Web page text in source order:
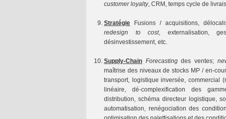
customer loyalty, CRM, temps cycle de
Stratégie Fusions / acquisitions,
redesign to cost, externalisation,
désinvestissement, etc.
Supply-Chain Forecastingdes ventes;
maîtrise des niveaux de stocks MP / en-
transport, logistique inversée, commercial
linéaire, dé-complexification des
distribution, schéma directeur logistique,
automatisation, renégociation des